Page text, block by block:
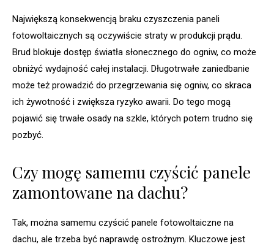
Największą konsekwencją braku czyszczenia paneli
fotowoltaicznych są oczywiście straty w produkcji prądu.
Brud blokuje dostęp światła słonecznego do ogniw, co może
obniżyć wydajność całej instalacji. Długotrwałe zaniedbanie
może też prowadzić do przegrzewania się ogniw, co skraca
ich żywotność i zwiększa ryzyko awarii. Do tego mogą
pojawić się trwałe osady na szkle, których potem trudno się
pozbyć.
Czy mogę samemu czyścić panele
zamontowane na dachu?
Tak, można samemu czyścić panele fotowoltaiczne na
dachu, ale trzeba być naprawdę ostrożnym. Kluczowe jest